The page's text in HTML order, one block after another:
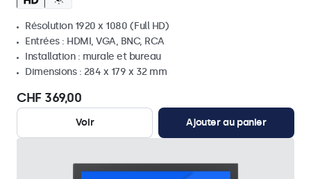
Résolution 1920 x 1080 (Full HD)
Entrées : HDMI, VGA, BNC, RCA
Installation : murale et bureau
Dimensions : 284 x 179 x 32 mm
CHF 369,00
Voir Ajouter au panier